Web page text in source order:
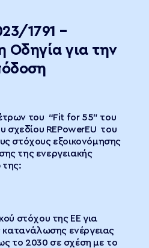
1791 –
Οδηγία για την
του “Fit for 55” του
σχεδίου REPowerEU του
στόχους εξοικονόμησης
της ενεργειακής
της:
στόχου της ΕΕ για
κατανάλωσης ενέργειας
το 2030 σε σχέση με το